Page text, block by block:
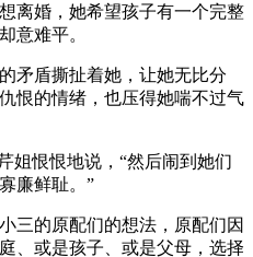
离婚，她希望孩子有一个完整
意难平。
矛盾撕扯着她，让她无比分
恨的情绪，也压得她喘不过气
姐恨恨地说，“然后闹到她们
廉鲜耻。”
三的原配们的想法，原配们因
、或是孩子、或是父母，选择